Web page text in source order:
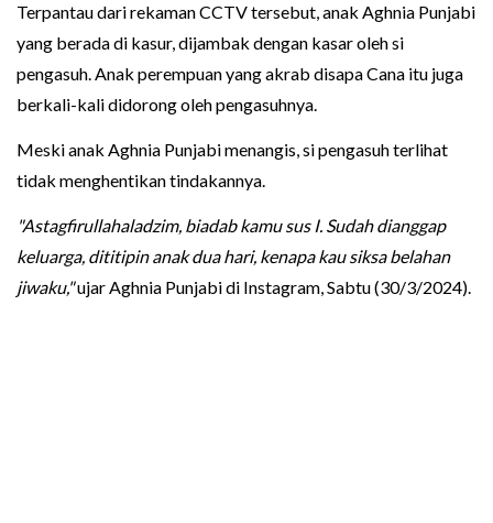
Terpantau dari rekaman CCTV tersebut, anak Aghnia Punjabi
yang berada di kasur, dijambak dengan kasar oleh si
pengasuh. Anak perempuan yang akrab disapa Cana itu juga
berkali-kali didorong oleh pengasuhnya.
Meski anak Aghnia Punjabi menangis, si pengasuh terlihat
tidak menghentikan tindakannya.
"Astagfirullahaladzim, biadab kamu sus I. Sudah dianggap
keluarga, dititipin anak dua hari, kenapa kau siksa belahan
jiwaku,"ujar Aghnia Punjabi di Instagram, Sabtu (30/3/2024).